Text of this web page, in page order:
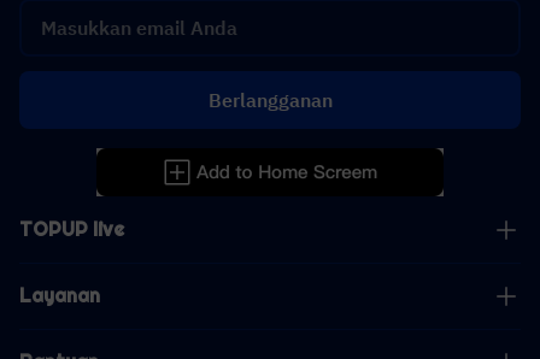
TOPUP live
Layanan
Berlangganan